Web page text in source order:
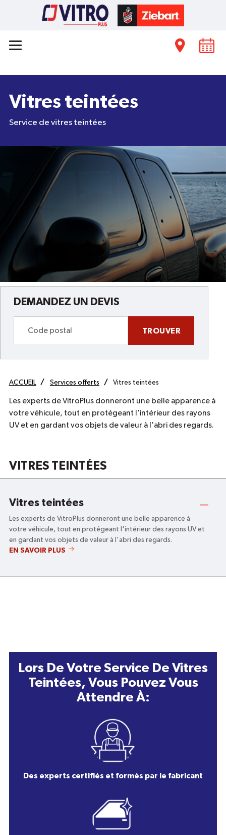
Vitres teintées
Service de vitres teintées
ACCUEIL Services offerts Vitres teintées
Les experts de VitroPlus donneront une belle apparence à
votre véhicule, tout en protégeant l'intérieur des rayons
UV et en gardant vos objets de valeur à l'abri des regards.
DEMANDEZ UN DEVIS
TROUVER
VITRES TEINTÉES
Vitres teintées
Les experts de VitroPlus donneront une belle apparence à
votre véhicule, tout en protégeant l'intérieur des rayons UV et
en gardant vos objets de valeur à l'abri des regards.
EN SAVOIR PLUSVITRES
Lors De Votre Service De Vitres
Teintées, Vous Pouvez Vous
Attendre À:
Des experts certifiés et formés par le fabricant